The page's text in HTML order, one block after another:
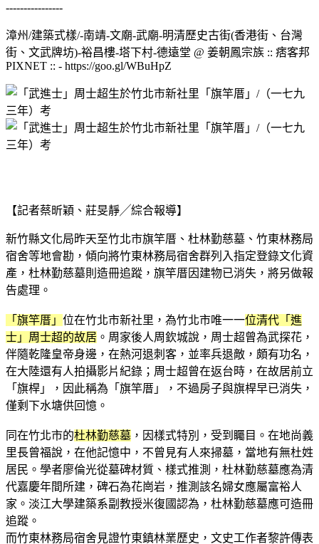
----------------
漳州/建築式樣/-南靖-文廟-武廟-明清歷史古街(香港街、台灣
街、文武牌坊)-裕昌樓-塔下村-德遠堂 @ 姜朝鳳宗族 :: 痞客邦
PIXNET :: - https://goo.gl/WBuHpZ
【記者蔡昕穎、莊旻靜╱綜合報導】
新竹縣文化局昨天至竹北市旗竿厝、杜林勤慈墓、竹東林務局
宿舍等地會勘，傾向將竹東林務局宿舍群列入指定登錄文化資
產，杜林勤慈墓則造冊追蹤，旗竿厝因建物已消失，將另做報
告處理。
「旗竿厝」 位在竹北市新社里，為竹北市唯一一位清代「進
士」周士超的故居 。周家後人周欽城說，周士超曾為武探花，
伴隨乾隆皇帝身邊，在熱河退刺客，並率兵退敵，頗有功名，
在大陸還有人拍攝影片紀錄；周士超曾在返台時，在故居前立
「旗桿」，因此稱為「旗竿厝」，不過房子與旗桿早已消失，
僅剩下水塘供回憶。
同在竹北市的杜林勤慈墓 ，因樣式特別，受到矚目。在地尚義
里長曾福說，在他記憶中，不曾見有人來掃墓，當地有無杜姓
居民。學者廖倫光從墓碑材質、樣式推測，杜林勤慈墓應為清
代嘉慶年間所建，碑石為花崗岩，推測該名婦女應屬富裕人
家。淡江大學建築系副教授米復國認為，杜林勤慈墓應可造冊
追蹤。
而竹東林務局宿舍見證竹東鎮林業歷史，文史工作者黎許傳表